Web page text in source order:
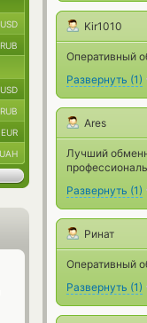
Kir1010
Оперативный
Развернуть (1)
Ares
Лучший
Развернуть (1)
Ринат
Оперативный
Развернуть (1)
USD
RUB
USD
RUB
EUR
UAH